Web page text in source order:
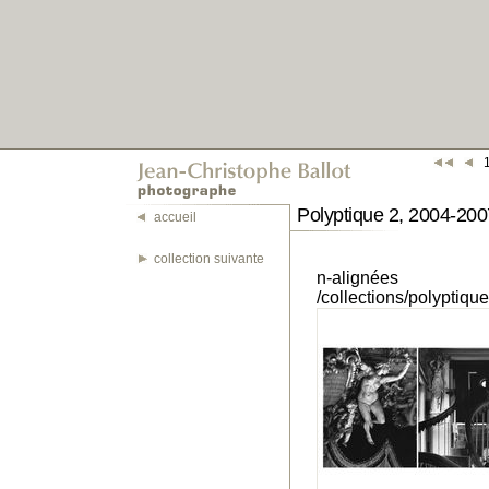
accueil
collection suivante
Polyptique 2, 2004-
n-alignées
/collections/